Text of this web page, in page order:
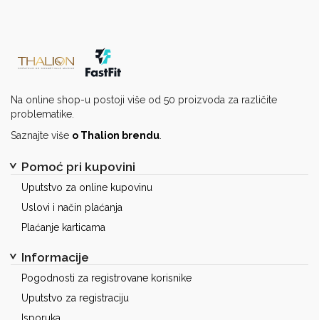
Na online shop-u postoji više od 50 proizvoda za različite
problematike.
Saznajte više o Thalion brendu.
Pomoć pri kupovini
Uputstvo za online kupovinu
Uslovi i način plaćanja
Plaćanje karticama
Informacije
Pogodnosti za registrovane korisnike
Uputstvo za registraciju